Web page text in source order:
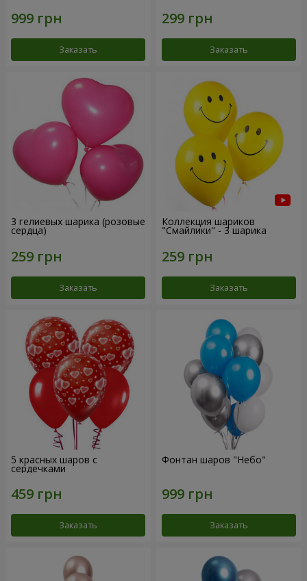
Заказать Заказать
3 гелиевых шарика (розовые
сердца)
Заказать
Коллекция шариков
"Смайлики" - 3 шарика
Заказать
5 красных шаров с
сердечками
Заказать
Фонтан шаров "Небо"
Заказать